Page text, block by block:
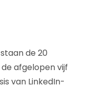
de 20
afgelopen vijf
van LinkedIn-